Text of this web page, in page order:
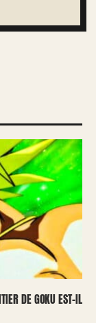
DE GOKU EST-IL